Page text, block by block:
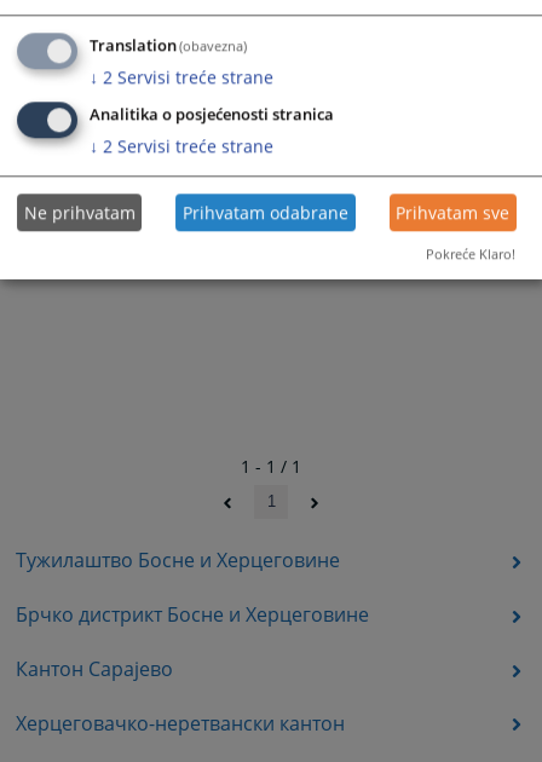
Тужилаштво Босне и Херцеговине
Брчко дистрикт Босне и Херцеговине
Кантон Сарајево
Херцеговачко-неретвански кантон
1 - 1 / 1
1
Translation(obavezna)
↓ 2 Servisi treće strane
Analitika o posjećenosti stranica
↓ 2 Servisi treće strane
Ne prihvatam Prihvatam odabrane Prihvatam sve
Pokreće Klaro!